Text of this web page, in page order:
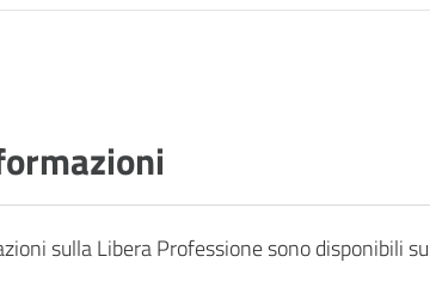
sulla Libera Professione sono disponibili su